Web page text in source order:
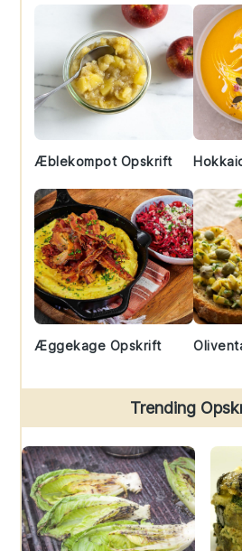
Æblekompot Opskrift
Æggekage Opskrift
Trending